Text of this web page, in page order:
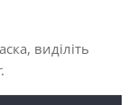
виділіть
.